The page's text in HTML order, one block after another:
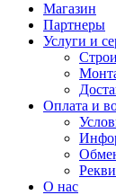
Магазин
Партнеры
Услуги и
Оплата и
О нас